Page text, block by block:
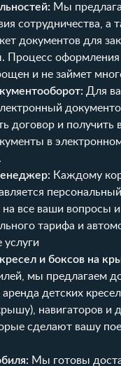
Мы
сотрудничества, а
документов для
Процесс
и не займет
Для
договор и получить
в
Каждому
на все ваши вопросы
тарифа и
и боксов на
мы предлагаем
аренда детских
), навигаторов и
сделают вашу
Мы готовы